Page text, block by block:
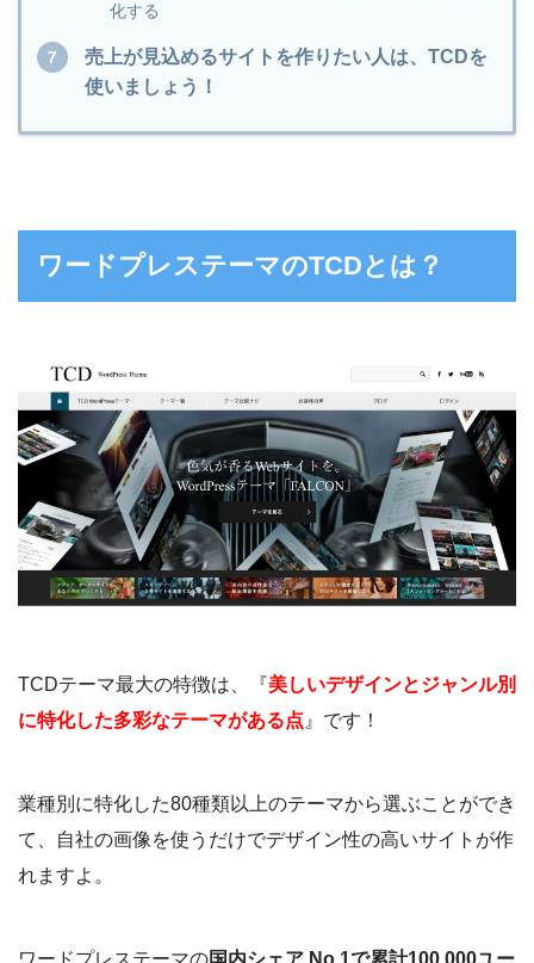
化する
売上が見込めるサイトを作りたい人は、TCDを
使いましょう！
ワードプレステーマのTCDとは？
TCDテーマ最大の特徴は、『美しいデザインとジャンル別
に特化した多彩なテーマがある点 』です！
業種別に特化した80種類以上のテーマから選ぶことができ
て、自社の画像を使うだけでデザイン性の高いサイトが作
れますよ。